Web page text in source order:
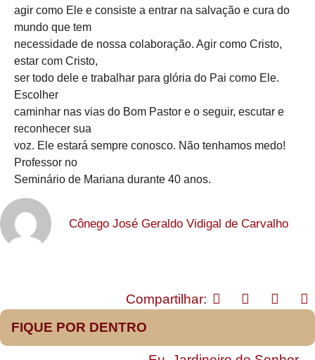
agir como Ele e consiste a entrar na salvação e cura do
mundo que tem
necessidade de nossa colaboração. Agir como Cristo,
estar com Cristo,
ser todo dele e trabalhar para glória do Pai como Ele.
Escolher
caminhar nas vias do Bom Pastor e o seguir, escutar e
reconhecer sua
voz. Ele estará sempre conosco. Não tenhamos medo!
Professor no
Seminário de Mariana durante 40 anos.
Cônego José Geraldo Vidigal de Carvalho
Compartilhar:
FIQUE POR DENTRO